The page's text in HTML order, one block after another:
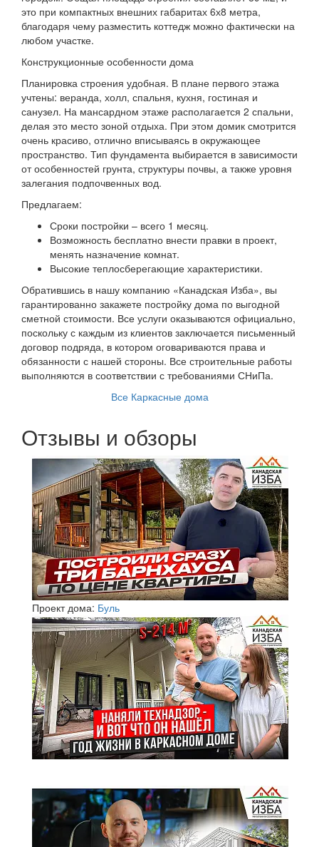
это при компактных внешних габаритах 6х8 метра,
благодаря чему разместить коттедж можно фактически на
любом участке.
Конструкционные особенности дома
Планировка строения удобная. В плане первого этажа
учтены: веранда, холл, спальня, кухня, гостиная и
санузел. На мансардном этаже располагается 2 спальни,
делая это место зоной отдыха. При этом домик смотрится
очень красиво, отлично вписываясь в окружающее
пространство. Тип фундамента выбирается в зависимости
от особенностей грунта, структуры почвы, а также уровня
залегания подпочвенных вод.
Предлагаем:
Сроки постройки – всего 1 месяц.
Возможность бесплатно внести правки в проект,
менять назначение комнат.
Высокие теплосберегающие характеристики.
Обратившись в нашу компанию «Канадская Изба», вы
гарантированно закажете постройку дома по выгодной
сметной стоимости. Все услуги оказываются официально,
поскольку с каждым из клиентов заключается письменный
договор подряда, в котором оговариваются права и
обязанности с нашей стороны. Все строительные работы
выполняются в соответствии с требованиями СНиПа.
Все Каркасные дома
Отзывы и обзоры
Проект дома: Буль